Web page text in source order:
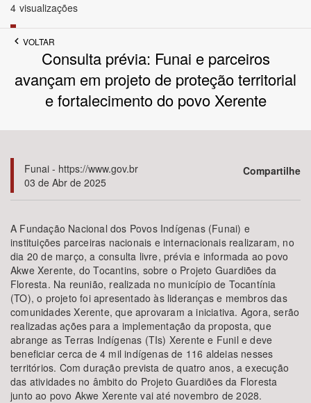
Povo Indígena
Bioma / Bacia
Tema
Subtema
Área de Levantamento
Área Protegida
BUSCAR
4 visualizações
VOLTAR
Consulta prévia: Funai e parceiros
avançam em projeto de proteção territorial
e fortalecimento do povo Xerente
Funai - https://www.gov.br
03 de Abr de 2025
Compartilhe
A Fundação Nacional dos Povos Indígenas (Funai) e
instituições parceiras nacionais e internacionais realizaram, no
dia 20 de março, a consulta livre, prévia e informada ao povo
Akwe Xerente, do Tocantins, sobre o Projeto Guardiões da
Floresta. Na reunião, realizada no município de Tocantínia
(TO), o projeto foi apresentado às lideranças e membros das
comunidades Xerente, que aprovaram a iniciativa. Agora, serão
realizadas ações para a implementação da proposta, que
abrange as Terras Indígenas (TIs) Xerente e Funil e deve
beneficiar cerca de 4 mil indígenas de 116 aldeias nesses
territórios. Com duração prevista de quatro anos, a execução
das atividades no âmbito do Projeto Guardiões da Floresta
junto ao povo Akwe Xerente vai até novembro de 2028.